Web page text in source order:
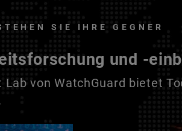
SIE IHRE GEGNER
und -
Lab von WatchGuard bietet